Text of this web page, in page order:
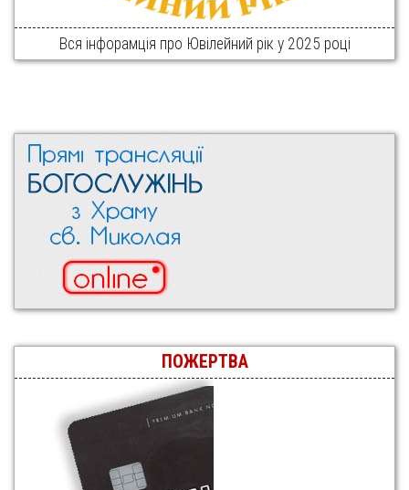
Вся інфорамція про Ювілейний рік у 2025 році
ПОЖЕРТВА